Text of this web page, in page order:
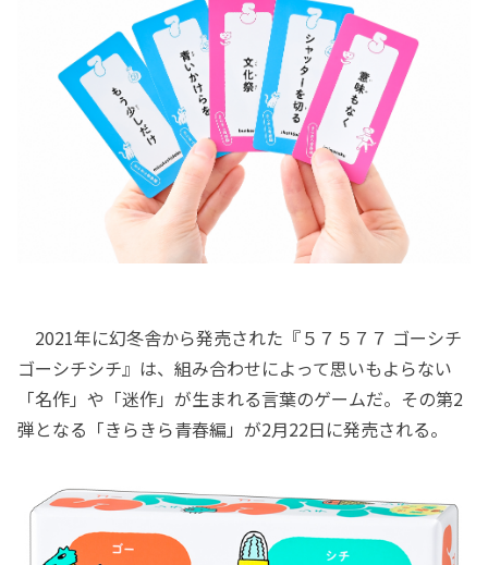
2021年に幻冬舎から発売された『５７５７７ ゴーシチ
ゴーシチシチ』は、組み合わせによって思いもよらない
「名作」や「迷作」が生まれる言葉のゲームだ。その第2
弾となる「きらきら青春編」が2月22日に発売される。